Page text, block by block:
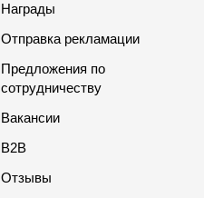
Награды
Отправка рекламации
Предложения по
сотрудничеству
Вакансии
B2B
Отзывы